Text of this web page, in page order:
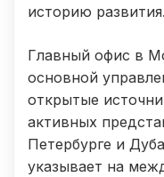
историю развития.
Главный офис в
основной
открытые
активных
Петербурге и
указывает на